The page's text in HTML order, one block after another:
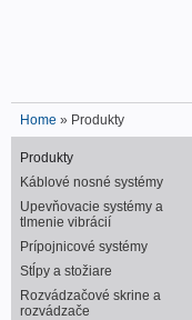
Home » Produkty
Produkty
Káblové nosné systémy
Upevňovacie systémy a
tlmenie vibrácií
Prípojnicové systémy
Stĺpy a stožiare
Rozvádzačové skrine a
rozvádzače